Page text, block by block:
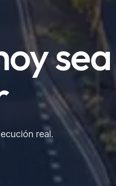
sea
real.